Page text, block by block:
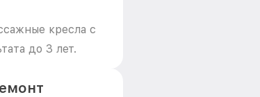
кресла с
до 3 лет.